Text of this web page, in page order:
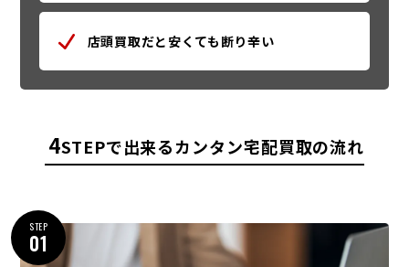
店頭買取だと安くても断り辛い
4STEPで出来るカンタン宅配買取の流れ
STEP
01